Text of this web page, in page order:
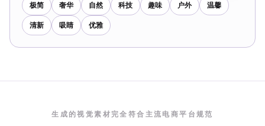
极简 奢华 自然 科技 趣味 户外 温馨
清新 吸睛 优雅
生成的视觉素材完全符合主流电商平台规范